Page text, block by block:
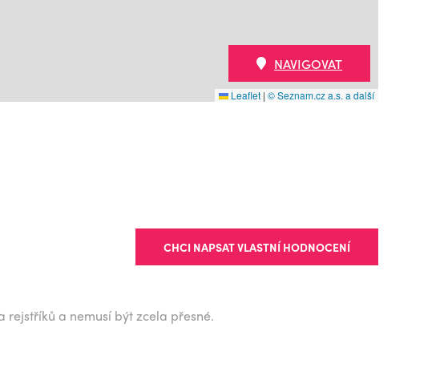
Leaflet | © Seznam.cz a.s. a další
NAVIGOVAT
CHCI NAPSAT VLASTNÍ HODNOCENÍ
rejstříků a nemusí být zcela přesné.